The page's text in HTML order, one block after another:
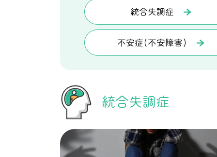
統合失調症
不安症(不安障害)
統合失調症